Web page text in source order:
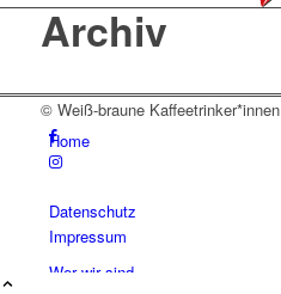
Home
Wer wir sind
Archiv
© Weiß-braune Kaffeetrinker*innen
Datenschutz
Impressum